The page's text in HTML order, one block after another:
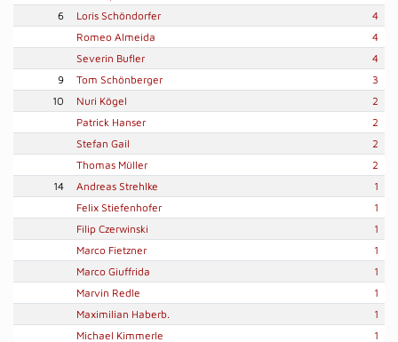
6
Loris Schöndorfer
4
Romeo Almeida
4
Severin Bufler
4
9
Tom Schönberger
3
10
Nuri Kögel
2
Patrick Hanser
2
Stefan Gail
2
Thomas Müller
2
14
Andreas Strehlke
1
Felix Stiefenhofer
1
Filip Czerwinski
1
Marco Fietzner
1
Marco Giuffrida
1
Marvin Redle
1
Maximilian Haberb.
1
Michael Kimmerle
1